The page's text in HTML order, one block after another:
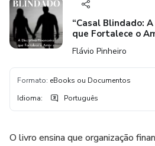
“Casal Blindado:
que Fortalece o
Resultados”
Flávio Pinheiro
Formato: eBooks ou Documentos
Idioma: Português
O livro ensina que organização